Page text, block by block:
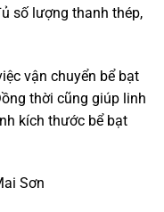
số lượng thanh thép,
vận chuyển bể bạt
thời cũng giúp linh
kích thước bể bạt
Sơn